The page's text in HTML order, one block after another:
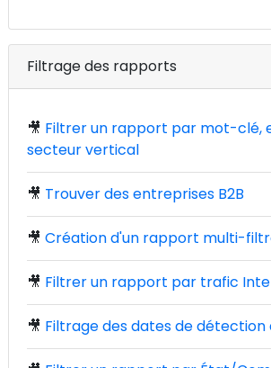
Filtrage des rapports
🎥 Filtrer un rapport par mot-clé,
secteur vertical
🎥 Trouver des entreprises B2B
🎥 Création d'un rapport multi-
🎥 Filtrer un rapport par trafic
🎥 Filtrage des dates de